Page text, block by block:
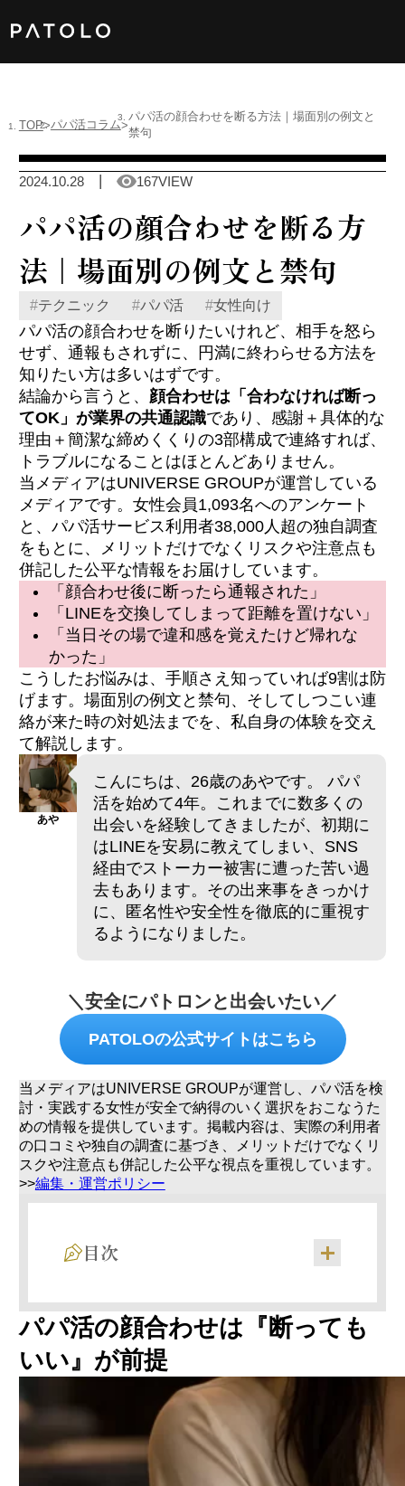
男性TOP
加盟店TOP
ABOUT US
TOP パパ活コラム
パパ活の顔合わせを断る方法｜場面別の例文と
禁句
2024.10.28 167VIEW
パパ活の顔合わせを断る方
法｜場面別の例文と禁句
#テクニック #パパ活 #女性向け
パパ活の顔合わせを断りたいけれど、相手を怒ら
せず、通報もされずに、円満に終わらせる方法を
知りたい方は多いはずです。
結論から言うと、 顔合わせは「合わなければ断っ
てOK」が業界の共通認識であり、感謝＋具体的な
理由＋簡潔な締めくくりの3部構成で連絡すれば、
トラブルになることはほとんどありません。
当メディアはUNIVERSE GROUPが運営している
メディアです。女性会員1,093名へのアンケート
と、パパ活サービス利用者38,000人超の独自調査
をもとに、メリットだけでなくリスクや注意点も
併記した公平な情報をお届けしています。
「顔合わせ後に断ったら通報された」
「LINEを交換してしまって距離を置けない」
「当日その場で違和感を覚えたけど帰れな
かった」
こうしたお悩みは、手順さえ知っていれば9割は防
げます。場面別の例文と禁句、そしてしつこい連
絡が来た時の対処法までを、私自身の体験を交え
て解説します。
あや
こんにちは、26歳のあやです。 パパ
活を始めて4年。これまでに数多くの
出会いを経験してきましたが、初期に
はLINEを安易に教えてしまい、SNS
経由でストーカー被害に遭った苦い過
去もあります。その出来事をきっかけ
に、匿名性や安全性を徹底的に重視す
るようになりました。
＼安全にパトロンと出会いたい／
PATOLOの公式サイトはこちら
当メディアはUNIVERSE GROUPが運営し、パパ活を検
討・実践する女性が安全で納得のいく選択をおこなうた
めの情報を提供しています。掲載内容は、実際の利用者
の口コミや独自の調査に基づき、メリットだけでなくリ
スクや注意点も併記した公平な視点を重視しています。
>>編集・運営ポリシー
目次
顔合わせは『条件確認の場』だから合わなけ
れば断ってOK
断ることで起こり得る3つのリスクと回避策
お手当・条件が合わない（相場とのギャッ
プ）
雰囲気・容姿・話し方が合わない
大人の関係や即日要求を強要された
個人情報を執拗に聞いてきた
言動から危険な印象を受けた
パパ活の顔合わせは『断っても
いい』が前提